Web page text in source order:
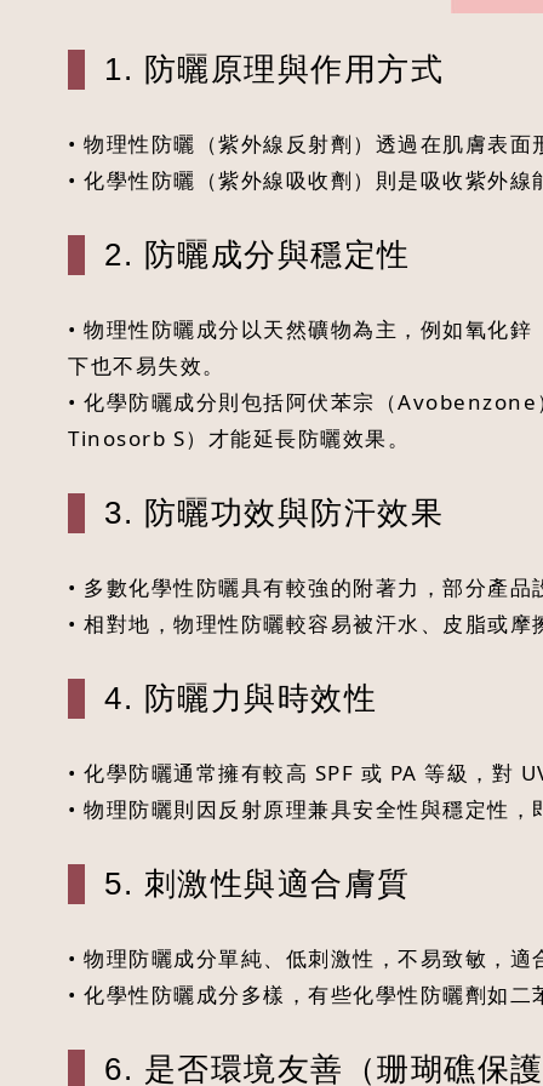
1. 防曬原理與作用方式
• 物理性防曬（紫外線反射劑）透過在肌膚表
• 化學性防曬（紫外線吸收劑）則是吸收紫外
2. 防曬成分與穩定性
• 物理性防曬成分以天然礦物為主，例如氧化
下也不易失效。
• 化學防曬成分則包括阿伏苯宗（
Tinosorb S）才能延長防曬效果。
3. 防曬功效與防汗效果
• 多數化學性防曬具有較強的附著力，部分產
• 相對地，物理性防曬較容易被汗水、皮脂或
4. 防曬力與時效性
• 化學防曬通常擁有較高 SPF 或 PA 等級，對
• 物理防曬則因反射原理兼具安全性與穩定性
5. 刺激性與適合膚質
• 物理防曬成分單純、低刺激性，不易致敏，
• 化學性防曬成分多樣，有些化學性防曬劑如
6. 是否環境友善（珊瑚礁保